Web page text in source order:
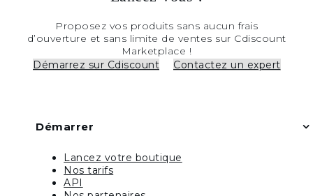
Proposez vos produits sans aucun frais
d’ouverture et sans limite de ventes sur Cdiscount
Marketplace !
Démarrez sur Cdiscount
Contactez un expert
Démarrer
Lancez votre boutique
Nos tarifs
API